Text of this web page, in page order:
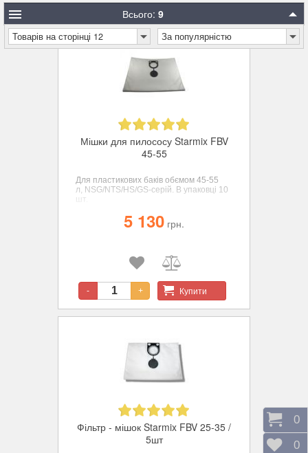
Всього: 9
Товарів на сторінці 12 За популярністю
Мішки для пилососу Starmix FBV
45-55
Для пластикових баків обємом 45-55
л, NSG/NTS/HS/GS-серій. В упаковці 10
шт.
5 130 грн.
- + Купити
Фільтр - мішок Starmix FBV 25-35 /
5шт
0
0